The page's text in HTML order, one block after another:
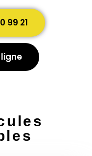
99 21